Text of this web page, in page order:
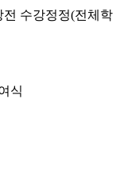
전 수강정정(전체학
식